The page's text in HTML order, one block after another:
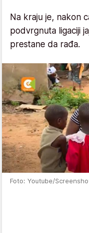
Na kraju je, nakon
podvrgnuta ligaciji
prestane da rađa.
Foto: Youtube/